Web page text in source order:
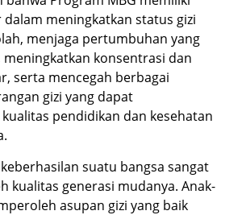
meningkatkan status gizi
menjaga pertumbuhan yang
konsentrasi dan
serta mencegah berbagai
gizi yang dapat
pendidikan dan kesehatan
suatu bangsa sangat
kualitas generasi mudanya. Anak-
asupan gizi yang baik